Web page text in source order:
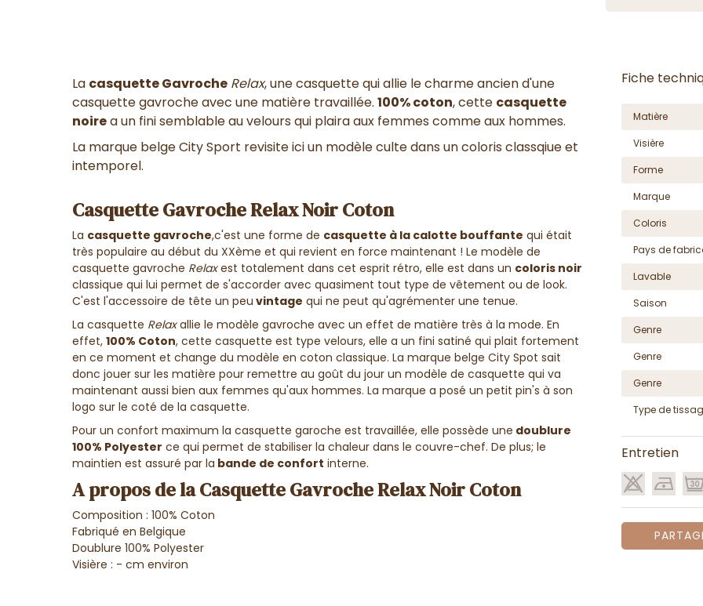
La casquette Gavroche Relax, une casquette qui allie le charme ancien d'une
casquette gavroche avec une matière travaillée. 100% coton, cette casquette
noirea un fini semblable au velours qui plaira aux femmes comme aux hommes.
La marque belge City Sport revisite ici un modèle culte dans un coloris classqiue et
intemporel.
Casquette Gavroche Relax Noir Coton
La casquette gavroche,c'est une forme de casquette à la calotte bouffante qui était
très populaire au début du XXème et qui revient en force maintenant ! Le modèle de
casquette gavroche Relaxest totalement dans cet esprit rétro, elle est dans un coloris noir
classique qui lui permet de s'accorder avec quasiment tout type de vêtement ou de look.
C'est l'accessoire de tête un peu vintage qui ne peut qu'agrémenter une tenue.
La casquette Relaxallie le modèle gavroche avec un effet de matière très à la mode. En
effet, 100% Coton, cette casquette est type velours, elle a un fini satiné qui plait fortement
en ce moment et change du modèle en coton classique. La marque belge City Spot sait
donc jouer sur les matière pour remettre au goût du jour un modèle de casquette qui va
maintenant aussi bien aux femmes qu'aux hommes. La marque a posé un petit pin's à son
logo sur le coté de la casquette.
Pour un confort maximum la casquette garoche est travaillée, elle possède une doublure
100% Polyester ce qui permet de stabiliser la chaleur dans le couvre-chef. De plus; le
maintien est assuré par la bande de confort interne.
A propos de la Casquette Gavroche Relax Noir Coton
Composition : 100% Coton
Fabriqué en Belgique
Doublure 100% Polyester
Visière : - cm environ
Fiche
Matière
Visière
Forme
Marque
Coloris
Pays de
Lavable
Saison
Genre
Genre
Genre
Type de
Entretien